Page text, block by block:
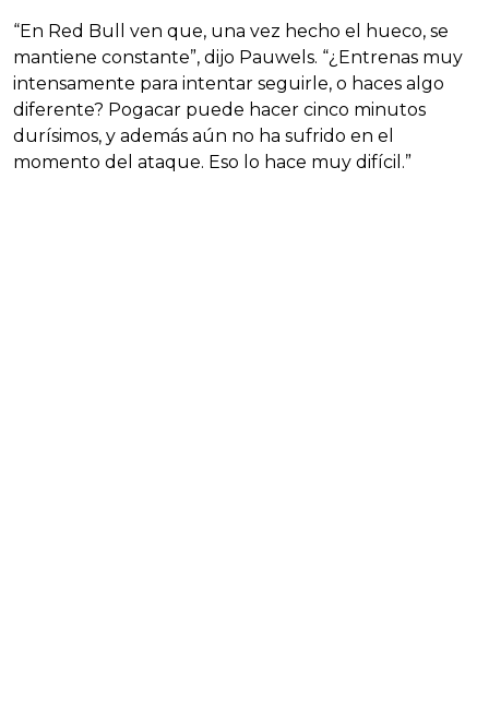
“En Red Bull ven que, una vez hecho el hueco, se
mantiene constante”, dijo Pauwels. “¿Entrenas muy
intensamente para intentar seguirle, o haces algo
diferente? Pogacar puede hacer cinco minutos
durísimos, y además aún no ha sufrido en el
momento del ataque. Eso lo hace muy difícil.”